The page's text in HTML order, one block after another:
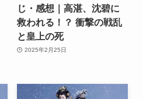
じ・感想｜高湛、沈碧に
救われる！？ 衝撃の戦乱
と皇上の死
2025年2月25日